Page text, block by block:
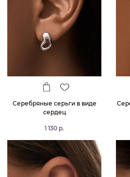
Серебряные серьги в виде
сердец
1 130 р.